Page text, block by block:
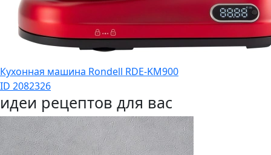
Кухонная машина Rondell RDE-KM900
ID 2082326
идеи рецептов для вас